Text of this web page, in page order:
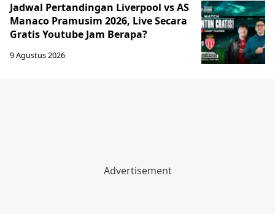
Jadwal Pertandingan Liverpool vs AS
Manaco Pramusim 2026, Live Secara
Gratis Youtube Jam Berapa?
9 Agustus 2026